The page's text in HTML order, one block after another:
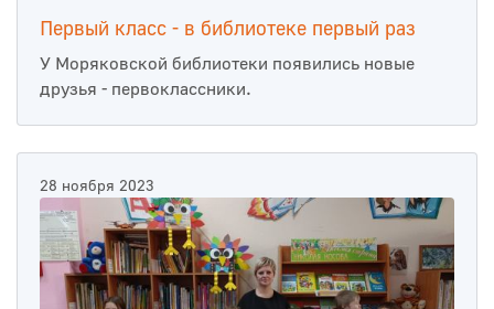
Первый класс - в библиотеке первый раз
У Моряковской библиотеки появились новые
друзья - первоклассники.
28 ноября 2023